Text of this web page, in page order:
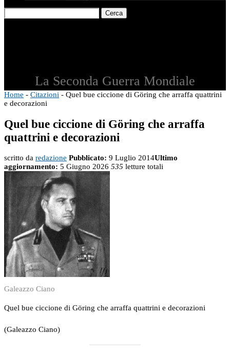
Cerca
La Seconda Guerra Mondiale
Home - Citazioni - Quel bue ciccione di Göring che arraffa quattrini
e decorazioni
Quel bue ciccione di Göring che arraffa
quattrini e decorazioni
scritto da redazione Pubblicato: 9 Luglio 2014Ultimo
aggiornamento: 5 Giugno 2026 535 letture totali
Galeazzo Ciano
Quel bue ciccione di Göring che arraffa quattrini e decorazioni
(Galeazzo Ciano)